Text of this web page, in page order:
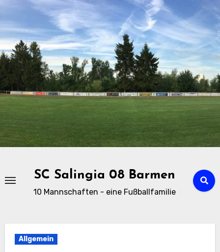
Zu
Inhalten
springen
SC Salingia 08 Barmen
10 Mannschaften - eine Fußballfamilie
Allgemein